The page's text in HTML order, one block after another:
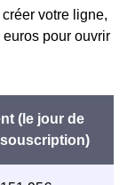
votre ligne,
pour ouvrir